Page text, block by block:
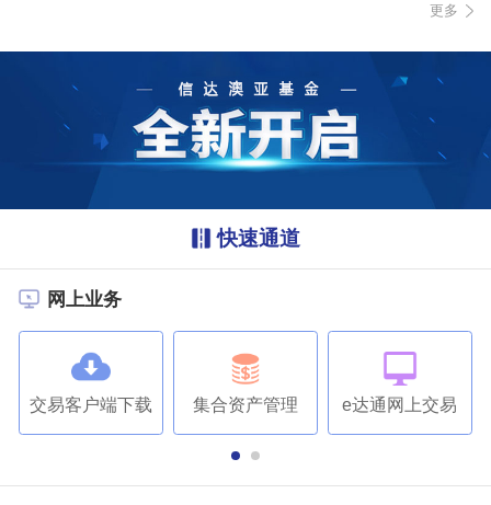
更多
快速通道
网上业务
交易客户端下载 集合资产管理 e达通网上交易